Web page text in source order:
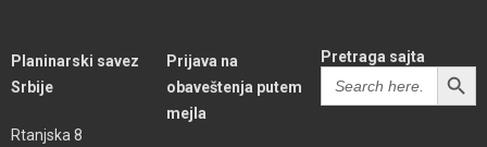
Planinarski savez
Srbije
Rtanjska 8
Prijava na
obaveštenja putem
mejla
Pretraga sajta
Search
for:
SEARCH